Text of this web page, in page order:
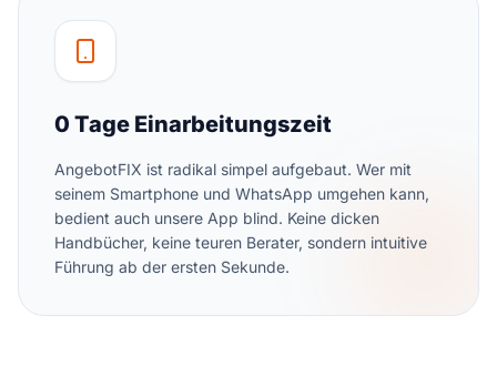
0 Tage Einarbeitungszeit
AngebotFIX ist radikal simpel aufgebaut. Wer mit
seinem Smartphone und WhatsApp umgehen kann,
bedient auch unsere App blind. Keine dicken
Handbücher, keine teuren Berater, sondern intuitive
Führung ab der ersten Sekunde.